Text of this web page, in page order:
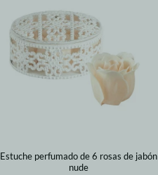
Estuche perfumado de 6 rosas de jabón
nude